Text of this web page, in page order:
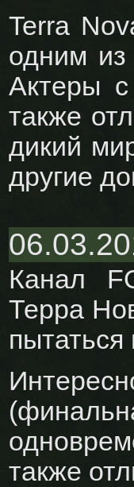
Terra
одним из
Актеры
также
дикий
другие
Канал
Терра
также